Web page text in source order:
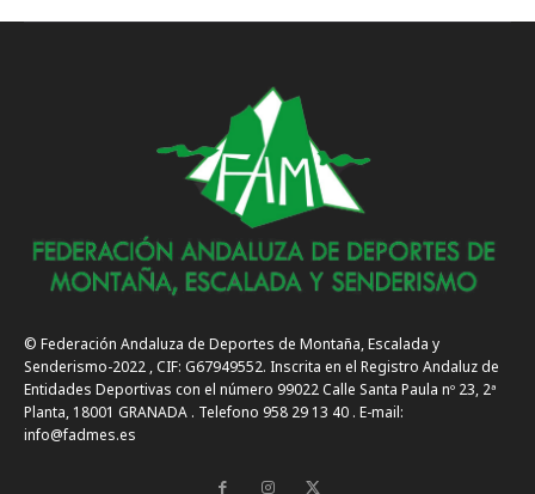
© Federación Andaluza de Deportes de Montaña, Escalada y
Senderismo-2022 , CIF: G67949552. Inscrita en el Registro Andaluz de
Entidades Deportivas con el número 99022 Calle Santa Paula nº 23, 2ª
Planta, 18001 GRANADA . Telefono 958 29 13 40 . E-mail:
info@fadmes.es